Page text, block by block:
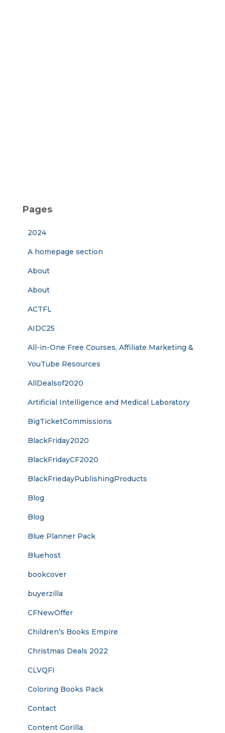
Pages
2024
A homepage section
About
About
ACTFL
AIDC25
All-in-One Free Courses, Affiliate Marketing &
YouTube Resources
AllDealsof2020
Artificial Intelligence and Medical Laboratory
BigTicketCommissions
BlackFriday2020
BlackFridayCF2020
BlackFriedayPublishingProducts
Blog
Blog
Blue Planner Pack
Bluehost
bookcover
buyerzilla
CFNewOffer
Children’s Books Empire
Christmas Deals 2022
CLVQFI
Coloring Books Pack
Contact
Content Gorilla